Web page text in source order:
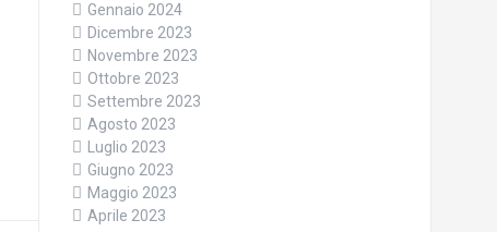
Gennaio 2024
Dicembre 2023
Novembre 2023
Ottobre 2023
Settembre 2023
Agosto 2023
Luglio 2023
Giugno 2023
Maggio 2023
Aprile 2023